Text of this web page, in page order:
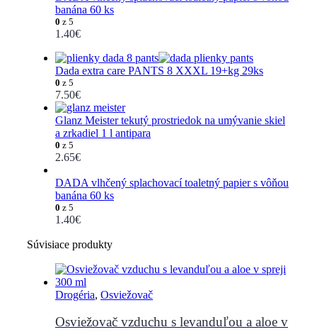
banána 60 ks
0 z 5
1.40€
Dada extra care PANTS 8 XXXL 19+kg 29ks
0 z 5
7.50€
Glanz Meister tekutý prostriedok na umývanie skiel
a zrkadiel 1 l antipara
0 z 5
2.65€
DADA vlhčený splachovací toaletný papier s vôňou
banána 60 ks
0 z 5
1.40€
Súvisiace produkty
Drogéria, Osviežovač
Osviežovač vzduchu s levanduľou a aloe v